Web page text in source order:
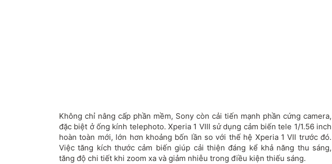
Không chỉ nâng cấp phần mềm, Sony còn cải tiến mạnh phần cứng camera,
đặc biệt ở ống kính telephoto. Xperia 1 VIII sử dụng cảm biến tele 1/1.56 inch
hoàn toàn mới, lớn hơn khoảng bốn lần so với thế hệ Xperia 1 VII trước đó.
Việc tăng kích thước cảm biến giúp cải thiện đáng kể khả năng thu sáng,
tăng độ chi tiết khi zoom xa và giảm nhiễu trong điều kiện thiếu sáng.